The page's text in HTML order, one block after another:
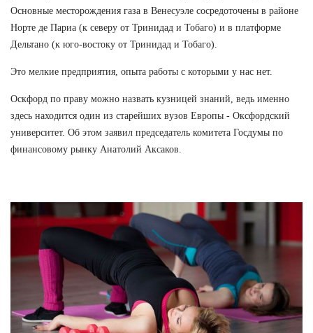
Основные месторождения газа в Венесуэле сосредоточены в районе
Норте де Париа (к северу от Тринидад и Тобаго) и в платформе
Дельтано (к юго-востоку от Тринидад и Тобаго).
Это мелкие предприятия, опыта работы с которыми у нас нет.
Оскфорд по праву можно назвать кузницей знаний, ведь именно
здесь находится один из старейших вузов Европы - Оксфордский
университет. Об этом заявил председатель комитета Госдумы по
финансовому рынку Анатолий Аксаков.